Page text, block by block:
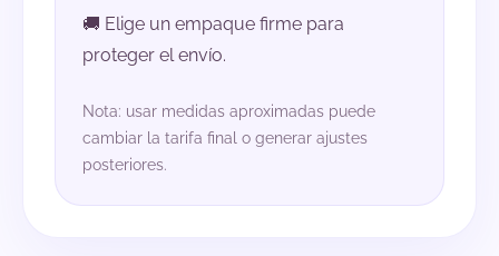
🚚 Elige un empaque firme para
proteger el envío.
Nota: usar medidas aproximadas puede
cambiar la tarifa final o generar ajustes
posteriores.